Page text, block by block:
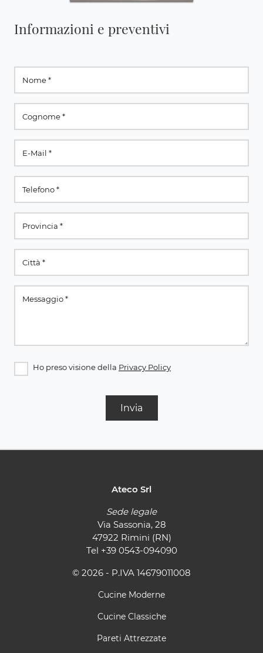
Informazioni e preventivi
Ho preso visione della Privacy Policy
Invia
Ateco Srl
Sede legale
Via Sassonia, 28
47922 Rimini (RN)
Tel +39 0543-094090
© 2026 - P.IVA 14679011008
Cucine Moderne
Cucine Classiche
Pareti Attrezzate